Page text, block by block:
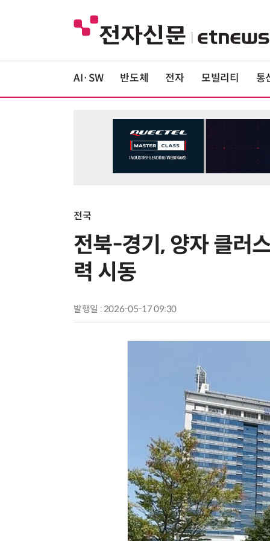
AI·SW 반도체 전자 모빌리티 통
전국
전북-경기, 양자 클러
력 시동
발행일 : 2026-05-17 09:30